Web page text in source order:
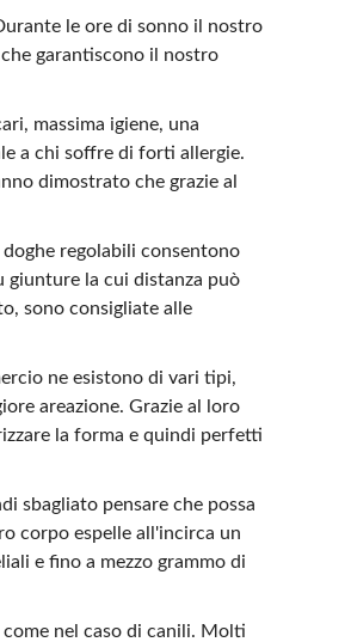
le ore di sonno il nostro
garantiscono il nostro
massima igiene, una
a chi soffre di forti allergie.
dimostrato che grazie al
regolabili consentono
giunture la cui distanza può
sono consigliate alle
ne esistono di vari tipi,
areazione. Grazie al loro
la forma e quindi perfetti
sbagliato pensare che possa
corpo espelle all'incirca un
e fino a mezzo grammo di
nel caso di canili. Molti